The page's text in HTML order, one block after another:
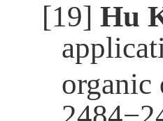
[19] Hu
organic